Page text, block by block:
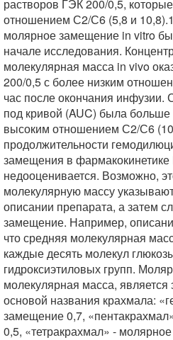
растворов ГЭК 200/0,5,
отношением С2/С6 (5,8 и
молярное замещение in vitro
начале исследования.
молекулярная масса in vivo
200/0,5 с более низким
час после окончания инфузии.
под кривой (AUC) была больше
высоким отношением С2/С6
продолжительности
замещения в фармакокинетике
недооценивается. Возможно,
молекулярную массу
описании препарата, а затем
замещение. Например,
что средняя молекулярная
каждые десять молекул
гидроксиэтиловых групп.
молекулярная масса, является
основой названия крахмала:
замещение 0,7,
0,5, «тетракрахмал» -